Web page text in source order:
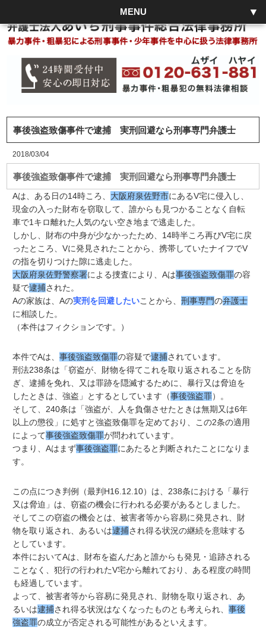
MENU
事後強盗致傷事件で逮捕 実刑回避なら刑事専門弁護士
2018/03/04
事後強盗致傷事件で逮捕 実刑回避なら刑事専門弁護士
Aは、ある日の14時ころ、 大阪府泉佐野市にあるV宅に侵入し、
現金の入った財布を窃取して、誰からも見つかることなく自転
車で1キロ離れた人気のない空き地まで逃走した。
しかし、財布の中身が少なかったため、14時半ころ再びV宅に戻
ったところ、Vに発見されたことから、携帯していたナイフでV
の指を切りつけた隙に逃走した。
大阪府泉佐野警察署による捜査により、Aは事後強盗致傷罪の容
疑で逮捕された。
Aの家族は、Aの実刑を回避したいことから、刑事専門の弁護士
に相談した。
（本件はフィクションです。）
本件でAは、事後強盗致傷罪の容疑で逮捕されています。
刑法238条は「窃盗が、財物を得てこれを取り返されることを防
ぎ、逮捕を免れ、又は罪跡を隠滅するために、暴行又は脅迫を
したときは、強盗」とするとしています（事後強盗罪）。
そして、240条は「強盗が、人を負傷させたときは無期又は6年
以上の懲役」に処すと強盗致傷罪を定めており、この2条の適用
によって事後強盗致傷罪が問われています。
つまり、Aはまず事後強盗罪にあたると判断されたことになりま
す。
この点につき判例（最判H16.12.10）は、238条における「暴行
又は脅迫」は、窃盗の機会に行われる必要があるとしました。
そしてこの窃盗の機会とは、被害者等から容易に発見され、財
物を取り返され、あるいは逮捕され得る状況の継続を意味する
としています。
本件においてAは、財布を盗んだあと誰からも発見・追跡される
ことなく、犯行の行われたV宅から離れており、ある程度の時間
も経過しています。
よって、被害者等から容易に発見され、財物を取り返され、あ
るいは逮捕され得る状況はなくなったものとも考えられ、事後
強盗罪の成立が否定される可能性があるといえます。